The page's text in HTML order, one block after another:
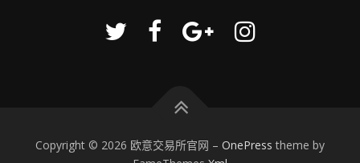
Copyright © 2026 欧意交易所官网 – OnePress theme by